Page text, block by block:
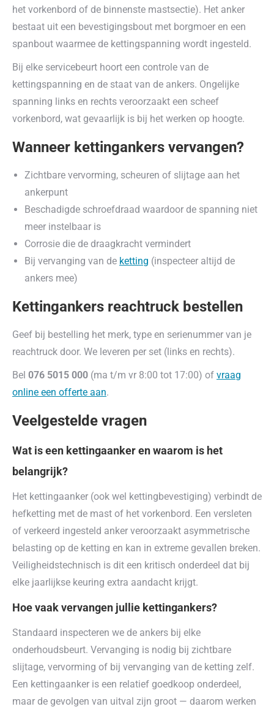
het vorkenbord of de binnenste mastsectie). Het anker
bestaat uit een bevestigingsbout met borgmoer en een
spanbout waarmee de kettingspanning wordt ingesteld.
Bij elke servicebeurt hoort een controle van de
kettingspanning en de staat van de ankers. Ongelijke
spanning links en rechts veroorzaakt een scheef
vorkenbord, wat gevaarlijk is bij het werken op hoogte.
Wanneer kettingankers vervangen?
Zichtbare vervorming, scheuren of slijtage aan het
ankerpunt
Beschadigde schroefdraad waardoor de spanning niet
meer instelbaar is
Corrosie die de draagkracht vermindert
Bij vervanging van de ketting (inspecteer altijd de
ankers mee)
Kettingankers reachtruck bestellen
Geef bij bestelling het merk, type en serienummer van je
reachtruck door. We leveren per set (links en rechts).
Bel 076 5015 000 (ma t/m vr 8:00 tot 17:00) of vraag
online een offerte aan.
Veelgestelde vragen
Wat is een kettingaanker en waarom is het
belangrijk?
Het kettingaanker (ook wel kettingbevestiging) verbindt de
hefketting met de mast of het vorkenbord. Een versleten
of verkeerd ingesteld anker veroorzaakt asymmetrische
belasting op de ketting en kan in extreme gevallen breken.
Veiligheidstechnisch is dit een kritisch onderdeel dat bij
elke jaarlijkse keuring extra aandacht krijgt.
Hoe vaak vervangen jullie kettingankers?
Standaard inspecteren we de ankers bij elke
onderhoudsbeurt. Vervanging is nodig bij zichtbare
slijtage, vervorming of bij vervanging van de ketting zelf.
Een kettingaanker is een relatief goedkoop onderdeel,
maar de gevolgen van uitval zijn groot — daarom werken